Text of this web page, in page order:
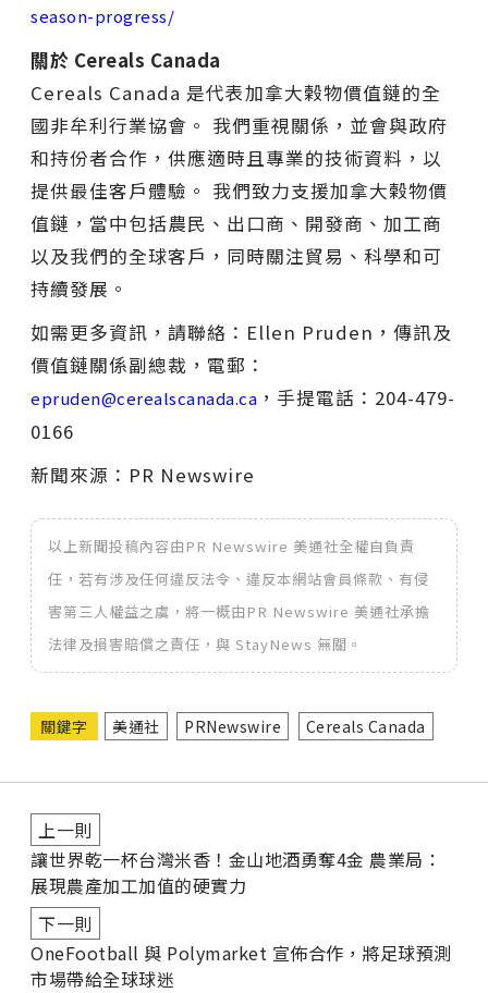
season-progress/
關於 Cereals Canada
Cereals Canada 是代表加拿大榖物價值鏈的全
國非牟利行業協會。 我們重視關係，並會與政府
和持份者合作，供應適時且專業的技術資料，以
提供最佳客戶體驗。 我們致力支援加拿大榖物價
值鏈，當中包括農民、出口商、開發商、加工商
以及我們的全球客戶，同時關注貿易、科學和可
持續發展。
如需更多資訊，請聯絡：Ellen Pruden，傳訊及
價值鏈關係副總裁，電郵：
epruden@cerealscanada.ca ，手提電話：204-479-
0166
新聞來源：PR Newswire
以上新聞投稿內容由PR Newswire 美通社全權自負責
任，若有涉及任何違反法令、違反本網站會員條款、有侵
害第三人權益之虞，將一概由PR Newswire 美通社承擔
法律及損害賠償之責任，與 StayNews 無關。
關鍵字 美通社 PRNewswire Cereals Canada
上一則
讓世界乾一杯台灣米香！金山地酒勇奪4金 農業局：
展現農產加工加值的硬實力
下一則
OneFootball 與 Polymarket 宣佈合作，將足球預測
市場帶給全球球迷